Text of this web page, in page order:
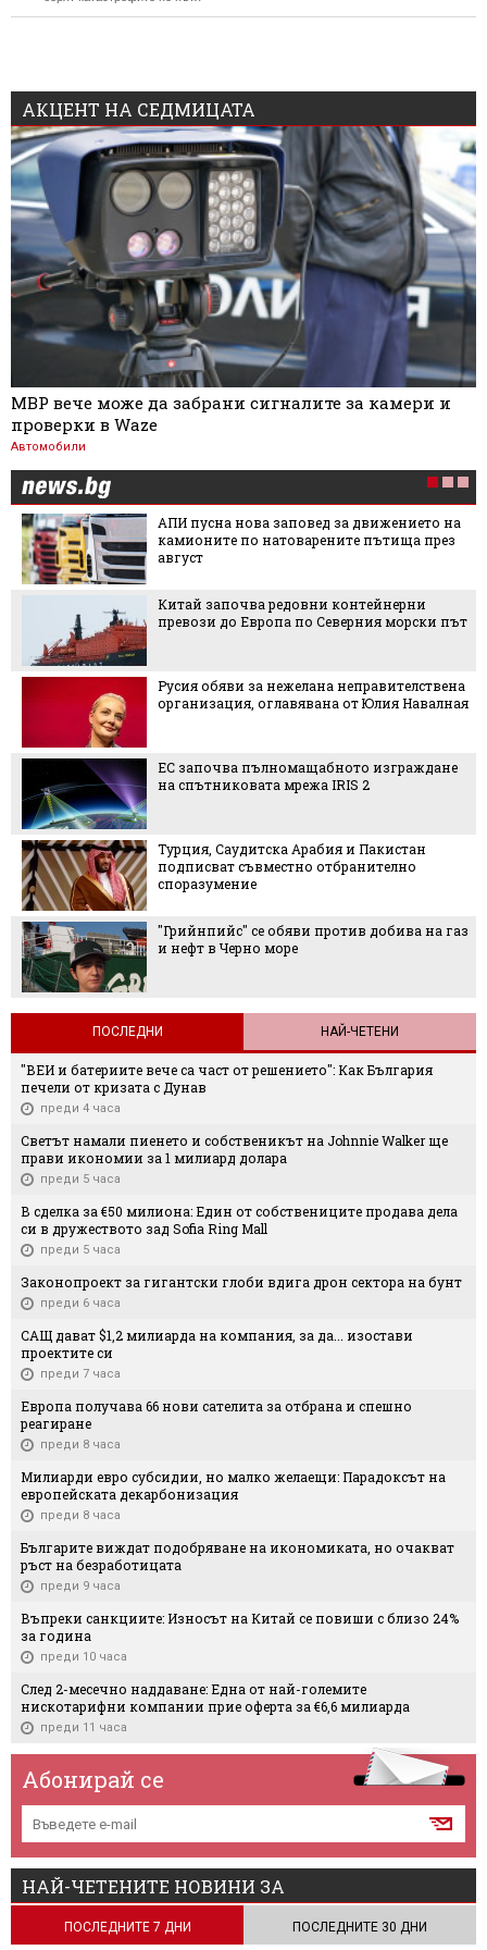
АКЦЕНТ НА СЕДМИЦАТА
МВР вече може да забрани сигналите за камери и
проверки в Waze
Автомобили
АПИ пусна нова заповед за движението на
камионите по натоварените пътища през
август
Китай започва редовни контейнерни
превози до Европа по Северния морски път
Русия обяви за нежелана неправителствена
организация, оглавявана от Юлия Навалная
ЕС започва пълномащабното изграждане
на спътниковата мрежа IRIS 2
Турция, Саудитска Арабия и Пакистан
подписват съвместно отбранително
споразумение
"Грийнпийс" се обяви против добива на газ
и нефт в Черно море
ПОСЛЕДНИ НАЙ-ЧЕТЕНИ
"ВЕИ и батериите вече са част от решението": Как България
печели от кризата с Дунав
преди 4 часа
Светът намали пиенето и собственикът на Johnnie Walker ще
прави икономии за 1 милиард долара
преди 5 часа
В сделка за €50 милиона: Един от собствениците продава дела
си в дружеството зад Sofia Ring Mall
преди 5 часа
Законопроект за гигантски глоби вдига дрон сектора на бунт
преди 6 часа
САЩ дават $1,2 милиарда на компания, за да... изостави
проектите си
преди 7 часа
Европа получава 66 нови сателита за отбрана и спешно
реагиране
преди 8 часа
Милиарди евро субсидии, но малко желаещи: Парадоксът на
европейската декарбонизация
преди 8 часа
Българите виждат подобряване на икономиката, но очакват
ръст на безработицата
преди 9 часа
Въпреки санкциите: Износът на Китай се повиши с близо 24%
за година
преди 10 часа
След 2-месечно наддаване: Една от най-големите
нискотарифни компании прие оферта за €6,6 милиарда
преди 11 часа
Абонирай се
НАЙ-ЧЕТЕНИТЕ НОВИНИ ЗА
ПОСЛЕДНИТЕ 7 ДНИ ПОСЛЕДНИТЕ 30 ДНИ